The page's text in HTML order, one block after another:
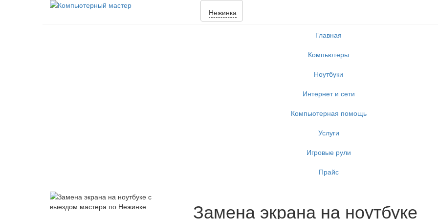
Нежинка
Главная
Компьютеры
Ноутбуки
Интернет и сети
Компьютерная помощь
Услуги
Игровые рули
Прайс
Замена экрана на ноутбуке